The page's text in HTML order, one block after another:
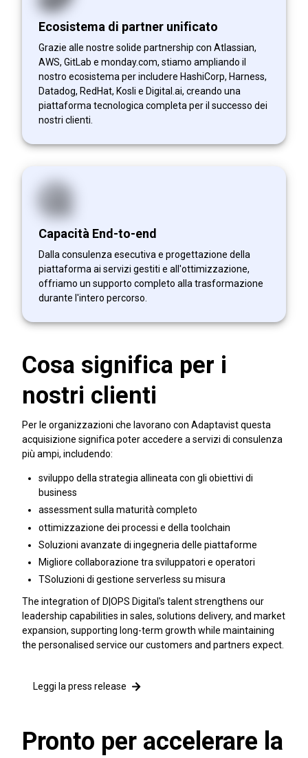
Ecosistema di partner unificato
Grazie alle nostre solide partnership con Atlassian,
AWS, GitLab e monday.com, stiamo ampliando il
nostro ecosistema per includere HashiCorp, Harness,
Datadog, RedHat, Kosli e Digital.ai, creando una
piattaforma tecnologica completa per il successo dei
nostri clienti.
Capacità End-to-end
Dalla consulenza esecutiva e progettazione della
piattaforma ai servizi gestiti e all'ottimizzazione,
offriamo un supporto completo alla trasformazione
durante l'intero percorso.
Cosa significa per i
nostri clienti
Per le organizzazioni che lavorano con Adaptavist questa
acquisizione significa poter accedere a servizi di consulenza
più ampi, includendo:
sviluppo della strategia allineata con gli obiettivi di
business
assessment sulla maturità completo
ottimizzazione dei processi e della toolchain
Soluzioni avanzate di ingegneria delle piattaforme
Migliore collaborazione tra sviluppatori e operatori
TSoluzioni di gestione serverless su misura
The integration of D|OPS Digital's talent strengthens our
leadership capabilities in sales, solutions delivery, and market
expansion, supporting long-term growth while maintaining
the personalised service our customers and partners expect.
Leggi la press release
Pronto per accelerare la